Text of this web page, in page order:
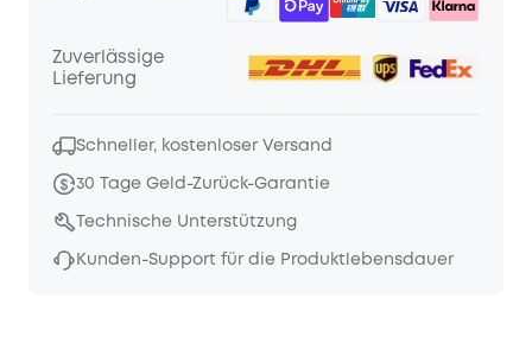
Zuverlässige
Lieferung
Schneller, kostenloser Versand
30 Tage Geld-Zurück-Garantie
Technische Unterstützung
Kunden-Support für die Produktlebensdauer